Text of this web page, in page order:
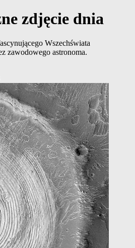
zdjęcie dnia
Wszechświata
zawodowego astronoma.